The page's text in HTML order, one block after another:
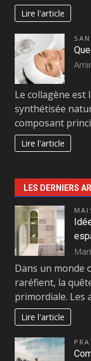
Lire l'article
Le collagène est
synthétisée
composant
Lire l'article
LES DERNIERS
Dans un monde
raréfient, la
primordiale. Les
Lire l'article